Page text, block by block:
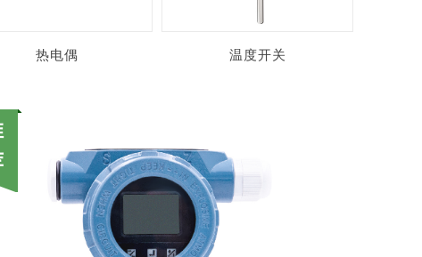
热电偶 温度开关